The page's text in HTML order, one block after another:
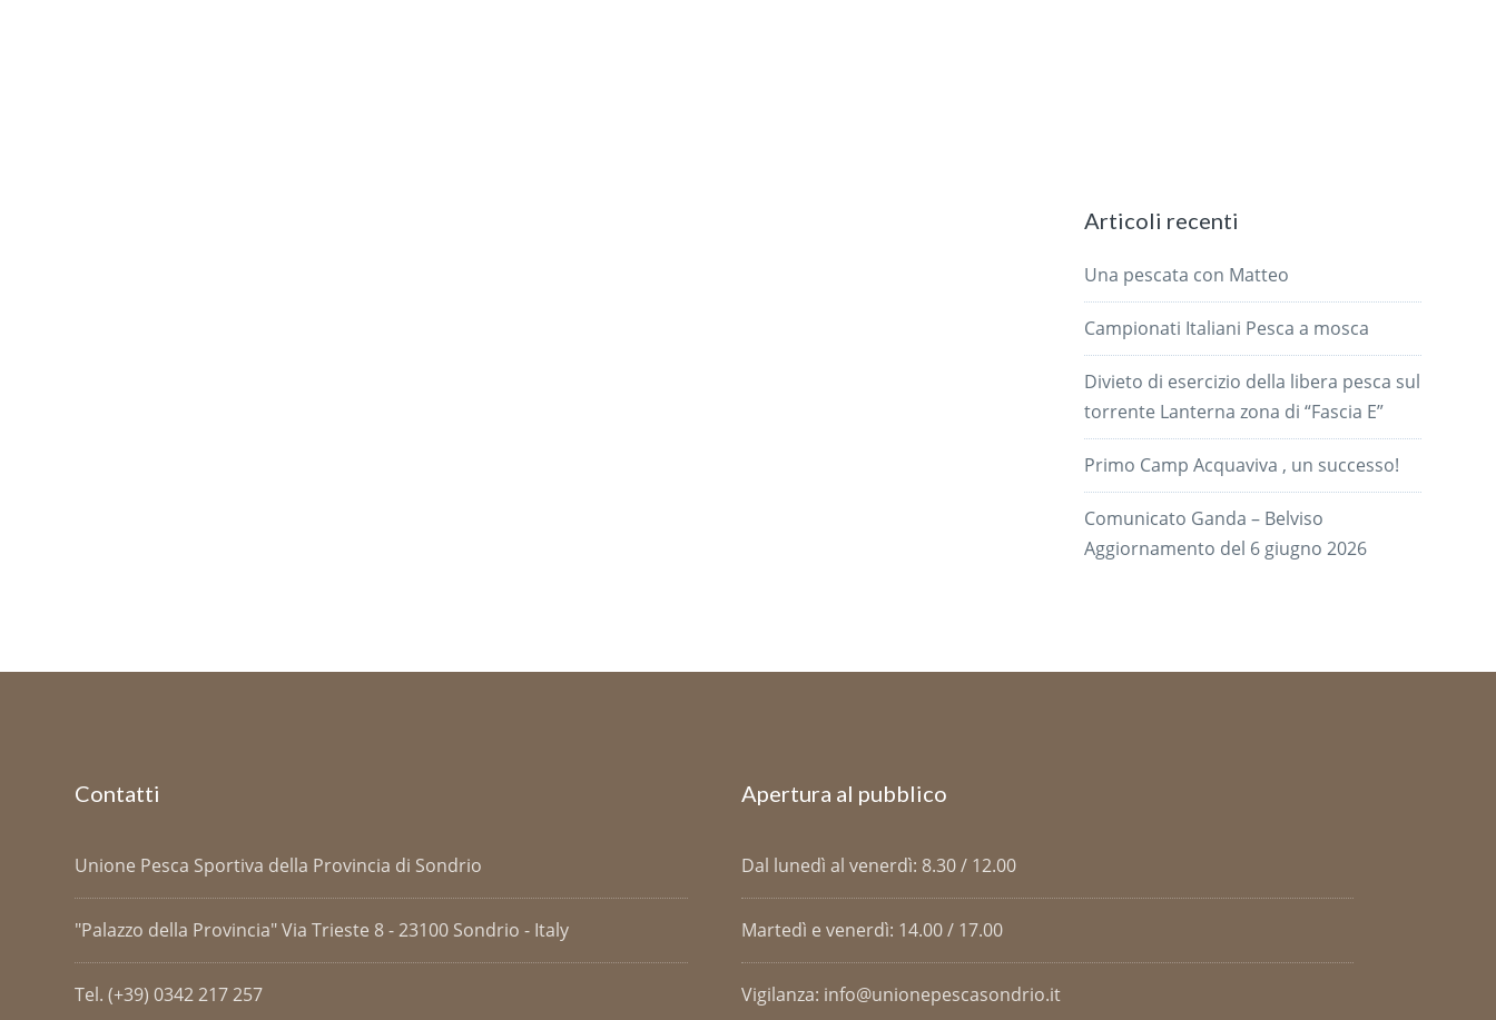
Articoli recenti
Una pescata con Matteo
Campionati Italiani Pesca a mosca
Divieto di esercizio della libera pesca sul
torrente Lanterna zona di “Fascia E”
Primo Camp Acquaviva , un successo!
Comunicato Ganda – Belviso
Aggiornamento del 6 giugno 2026
Contatti
Unione Pesca Sportiva della Provincia di Sondrio
"Palazzo della Provincia" Via Trieste 8 - 23100 Sondrio - Italy
Tel. (+39) 0342 217 257
Apertura al pubblico
Dal lunedì al venerdì: 8.30 / 12.00
Martedì e venerdì: 14.00 / 17.00
Vigilanza: info@unionepescasondrio.it